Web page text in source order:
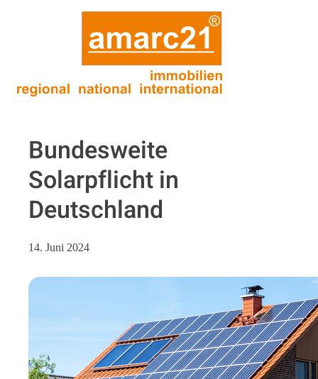
Bundesweite
Solarpflicht in
Deutschland
14. Juni 2024